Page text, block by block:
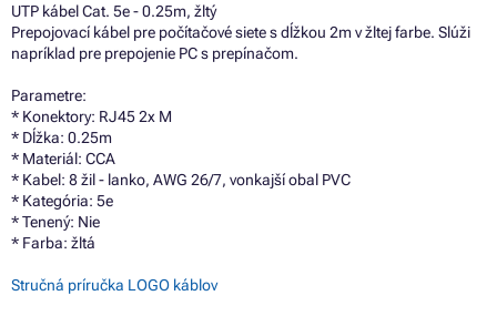
UTP kábel Cat. 5e - 0.25m, žltý
Prepojovací kábel pre počítačové siete s dĺžkou 2m v žltej farbe. Slúži
napríklad pre prepojenie PC s prepínačom.
Parametre:
* Konektory: RJ45 2x M
* Dĺžka: 0.25m
* Materiál: CCA
* Kabel: 8 žil - lanko, AWG 26/7, vonkajší obal PVC
* Kategória: 5e
* Tenený: Nie
* Farba: žltá
Stručná príručka LOGO káblov